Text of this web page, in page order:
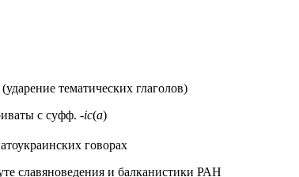
тематических глаголов)
с суфф. -ic(a)
говорах
славяноведения и балканистики РАН